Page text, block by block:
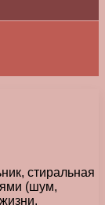
стиральная
(шум,